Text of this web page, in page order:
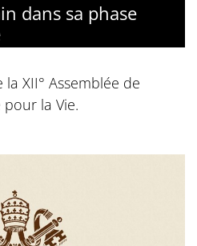
dans sa phase
XII° Assemblée de
la Vie.